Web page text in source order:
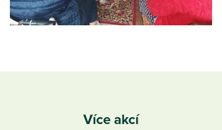
Více akcí